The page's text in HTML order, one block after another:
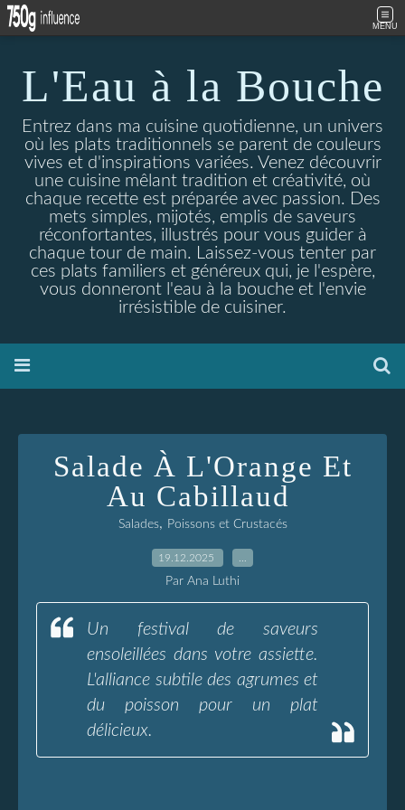
MENU
L'Eau à la Bouche
Entrez dans ma cuisine quotidienne, un univers
où les plats traditionnels se parent de couleurs
vives et d'inspirations variées. Venez découvrir
une cuisine mêlant tradition et créativité, où
chaque recette est préparée avec passion. Des
mets simples, mijotés, emplis de saveurs
réconfortantes, illustrés pour vous guider à
chaque tour de main. Laissez-vous tenter par
ces plats familiers et généreux qui, je l'espère,
vous donneront l'eau à la bouche et l'envie
irrésistible de cuisiner.
Salade À L'Orange Et
Au Cabillaud
Salades, Poissons et Crustacés
19.12.2025
Par Ana Luthi
Un festival de saveurs
ensoleillées dans votre assiette.
L'alliance subtile des agrumes et
du poisson pour un plat
délicieux.